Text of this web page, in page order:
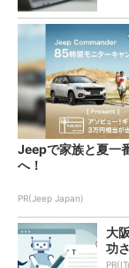
Jeepで家族と夏一
へ！
PR(Jeep Japan)
大
功